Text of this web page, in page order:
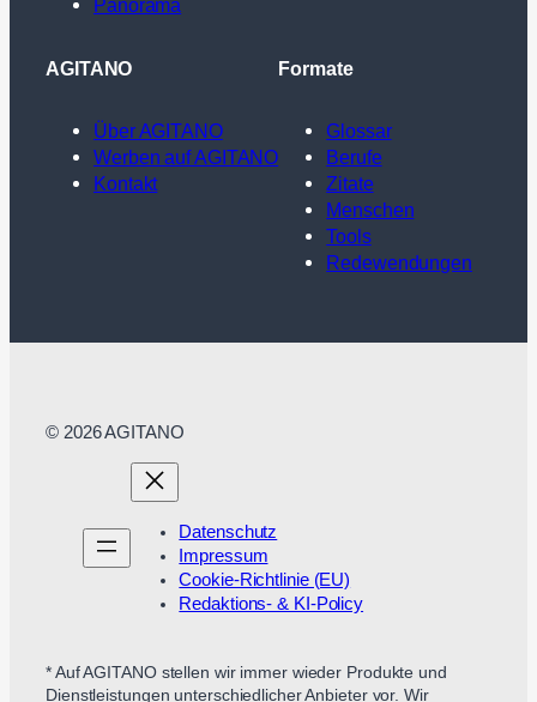
Panorama
AGITANO
Über AGITANO
Werben auf AGITANO
Kontakt
Formate
Glossar
Berufe
Zitate
Menschen
Tools
Redewendungen
© 2026 AGITANO
Datenschutz
Impressum
Cookie-Richtlinie (EU)
Redaktions- & KI-Policy
* Auf AGITANO stellen wir immer wieder Produkte und
Dienstleistungen unterschiedlicher Anbieter vor. Wir